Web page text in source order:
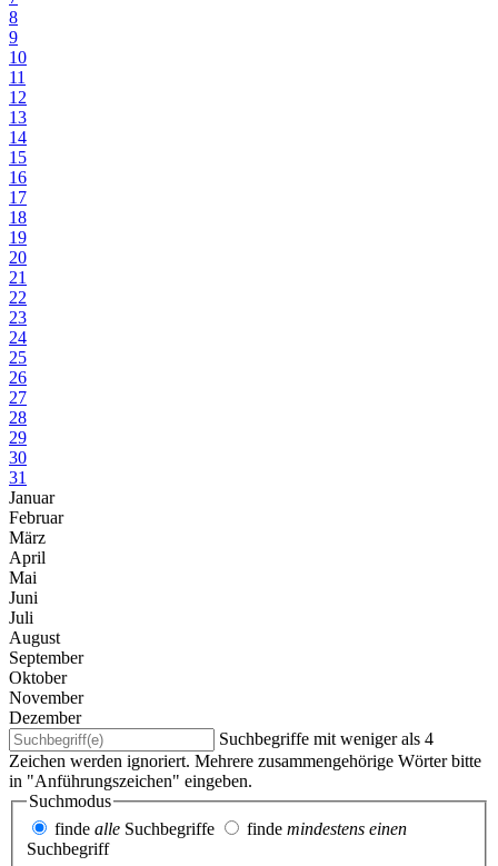
8
9
10
11
12
13
14
15
16
17
18
19
20
21
22
23
24
25
26
27
28
29
30
31
Januar
Februar
März
April
Mai
Juni
Juli
August
September
Oktober
November
Dezember
Suchbegriffe mit weniger als 4
Zeichen werden ignoriert. Mehrere zusammengehörige Wörter bitte
in "Anführungszeichen" eingeben.
Suchmodus
finde alle Suchbegriffe finde mindestens einen
Suchbegriff